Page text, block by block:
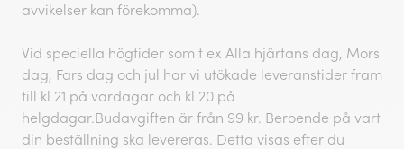
avvikelser kan förekomma).
Vid speciella högtider som t ex Alla hjärtans dag, Mors
dag, Fars dag och jul har vi utökade leveranstider fram
till kl 21 på vardagar och kl 20 på
helgdagar.Budavgiften är från 99 kr. Beroende på vart
din beställning ska levereras. Detta visas efter du